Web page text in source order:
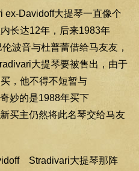
ex-Davidoff大提琴一直像个
长达12年，后来1983年
波音与杜普蕾借给马友友，
大提琴要被售出，由于
，他不得不短暂与
妙的是1988年买下
买主仍然将此名琴交给马友
Stradivari大提琴那阵